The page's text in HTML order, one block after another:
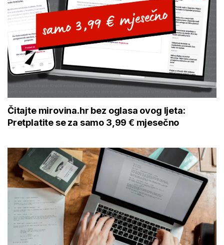
Čitajte mirovina.hr bez oglasa ovog ljeta:
Pretplatite se za samo 3,99 € mjesečno